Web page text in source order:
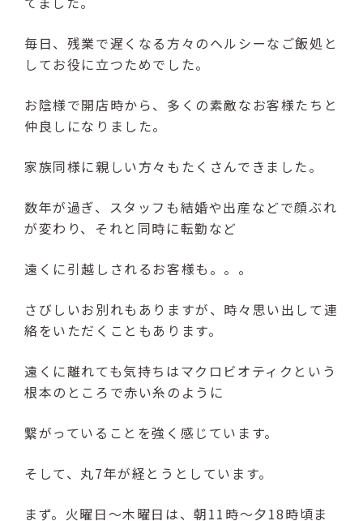
24時間受付（対応時間：9:00〜17:00）
毎日、残業で遅くなる方々のヘルシーなご飯処と
してお役に立つためでした。
お陰様で開店時から、多くの素敵なお客様たちと
仲良しになりました。
家族同様に親しい方々もたくさんできました。
数年が過ぎ、スタッフも結婚や出産などで顔ぶれ
が変わり、それと同時に転勤など
遠くに引越しされるお客様も。。。
さびしいお別れもありますが、時々思い出して連
絡をいただくこともあります。
遠くに離れても気持ちはマクロビオティクという
根本のところで赤い糸のように
繋がっていることを強く感じています。
そして、丸7年が経とうとしています。
まず。火曜日～木曜日は、朝11時～夕18時頃ま